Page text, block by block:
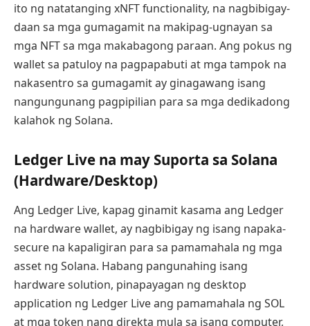
ito ng natatanging xNFT functionality, na nagbibigay-
daan sa mga gumagamit na makipag-ugnayan sa
mga NFT sa mga makabagong paraan. Ang pokus ng
wallet sa patuloy na pagpapabuti at mga tampok na
nakasentro sa gumagamit ay ginagawang isang
nangungunang pagpipilian para sa mga dedikadong
kalahok ng Solana.
Ledger Live na may Suporta sa Solana
(Hardware/Desktop)
Ang Ledger Live, kapag ginamit kasama ang Ledger
na hardware wallet, ay nagbibigay ng isang napaka-
secure na kapaligiran para sa pamamahala ng mga
asset ng Solana. Habang pangunahing isang
hardware solution, pinapayagan ng desktop
application ng Ledger Live ang pamamahala ng SOL
at mga token nang direkta mula sa isang computer,